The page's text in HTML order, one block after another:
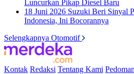
Luncurkan Pikap Diesel Baru
18 Juni 2026 Suzuki Beri Sinyal
Indonesia, Ini Bocorannya
Selengkapnya Otomotif
Kontak Redaksi Tentang Kami